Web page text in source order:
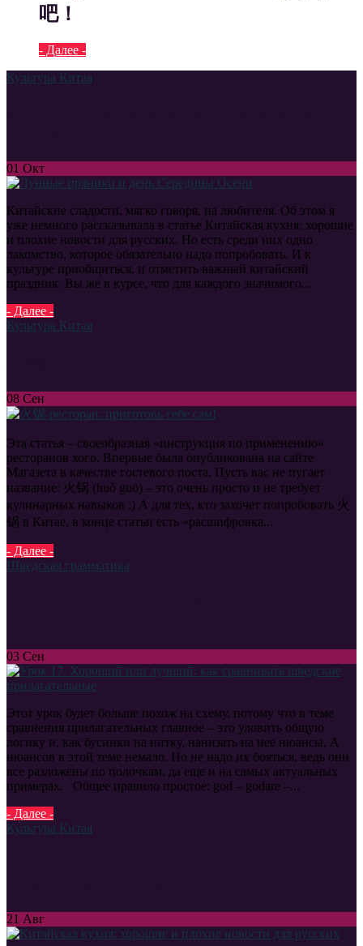
吧！
- Далее -
Культура Китая
01 Окт
Китайские сладости, мягко говоря, на любителя. Об этом я
уже немного рассказывала в статье Китайская кухня: хорошие
и плохие новости для русских. Но есть среди них одно
лакомство, которое обязательно надо попробовать. И к
культуре приобщиться, и отметить важный китайский
праздник. Вы же в курсе, что для каждого значимого...
- Далее -
Культура Китая
08 Сен
Эта статья – своеобразная «инструкция по применению»
ресторанов хого. Впервые была опубликована на сайте
Магазета в качестве гостевого поста. Пусть вас не пугает
название: 火锅 (huǒ guō) – это очень просто и не требует
кулинарных навыков :) А для тех, кто захочет попробовать 火
锅 в Китае, в конце статьи есть «расшифровка...
- Далее -
Шведская грамматика
03 Сен
Этот урок будет больше похож на схему, потому что в теме
сравнения прилагательных главное – это уловить общую
логику и, как бусинки на нитку, нанизать на нее нюансы. А
нюансов в этой теме немало. Но не надо их бояться, ведь они
все разложены по полочкам, да еще и на самых актуальных
примерах. Общее правило простое: god – godare –...
- Далее -
Культура Китая
21 Авг